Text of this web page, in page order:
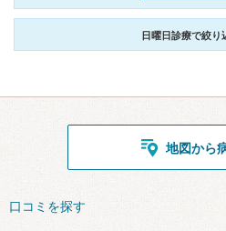
日曜日診療で絞り
地図から
口コミを探す